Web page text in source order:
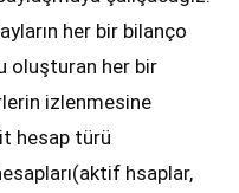
her bir bilanço
oluşturan her bir
izlenmesine
hesap türü
hsaplar,